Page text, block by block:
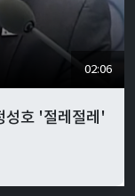
02:06
호 '절레절레'